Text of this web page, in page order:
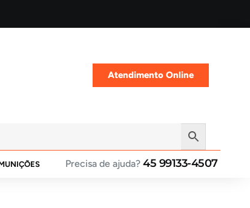
Atendimento Online
Precisa de ajuda? 45 99133-4507